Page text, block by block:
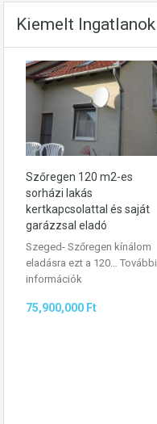
Kiemelt Ingatlanok
Szőregen 120 m2-es
sorházi lakás
kertkapcsolattal és saját
garázzsal eladó
Szeged- Szőregen kínálom
eladásra ezt a 120… További
információk
75,900,000 Ft